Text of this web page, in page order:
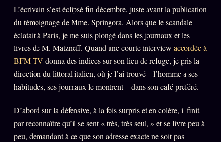
L’écrivain s’est éclipsé fin décembre, juste avant la publication
du témoignage de Mme. Springora. Alors que le scandale
éclatait à Paris, je me suis plongé dans les journaux et les
livres de M. Matzneff. Quand une courte interview accordée à
BFM TV donna des indices sur son lieu de refuge, je pris la
direction du littoral italien, où je l’ai trouvé – l’homme a ses
habitudes, ses journaux le montrent – dans son café préféré.
D’abord sur la défensive, à la fois surpris et en colère, il finit
par reconnaître qu’il se sent « très, très seul, » et se livre peu à
peu, demandant à ce que son adresse exacte ne soit pas